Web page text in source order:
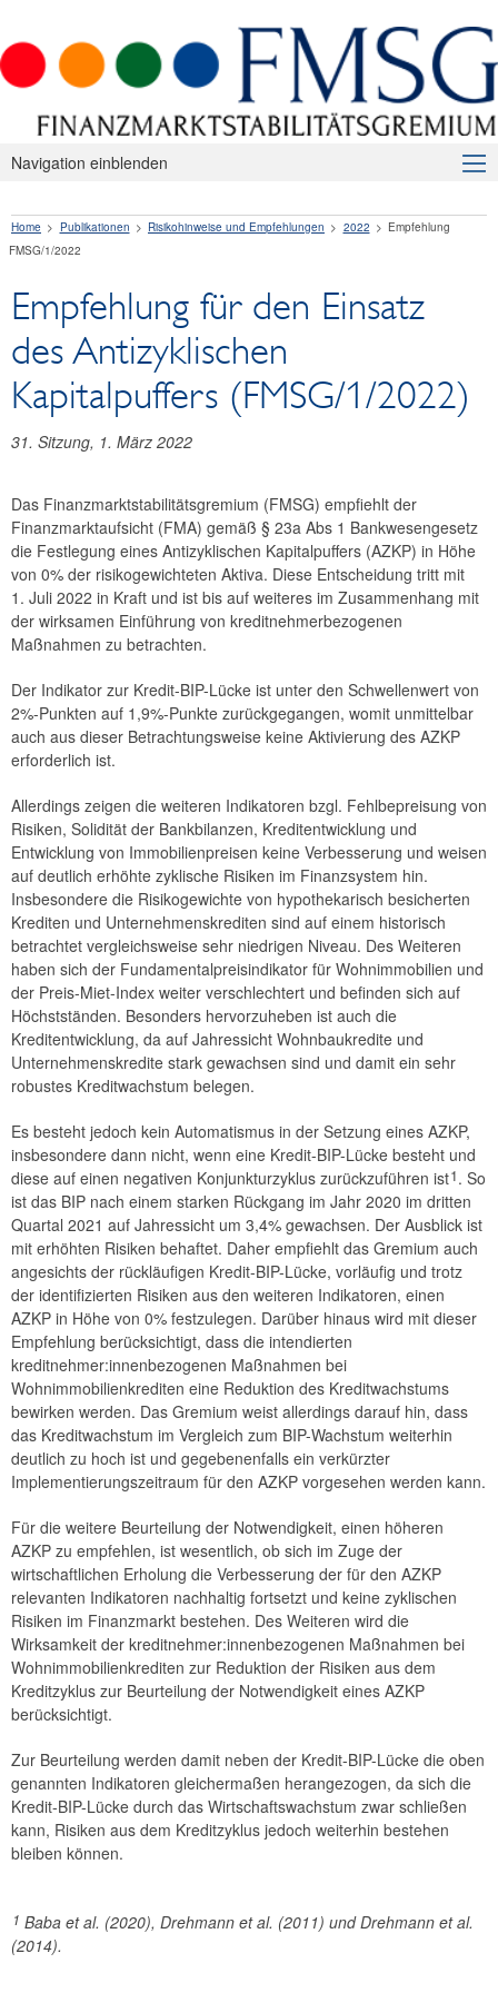
Navigation einblenden
Makroprudenzielle Aufsicht
Presseaussendungen
Risikohinweise und Empfehlungen
2026
2024
2023
2022
Empfehlung FMSG/6/2022
Empfehlung FMSG/5/2022
Empfehlung FMSG/4/2022
Empfehlung FMSG/2/2022
Empfehlung FMSG/1/2022
2021
2020
2019
2018
2016
2015
Strategie
Jahresberichte
Sitzungen
Internationales
FAQ
Kontakt
Home Publikationen Risikohinweise und Empfehlungen 2022
Empfehlung
FMSG/1/2022
Empfehlung für den Einsatz
des Antizyklischen
Kapitalpuffers (FMSG/1/2022)
31. Sitzung, 1. März 2022
Das Finanzmarktstabilitätsgremium (FMSG) empfiehlt der
Finanzmarktaufsicht (FMA) gemäß § 23a Abs 1 Bankwesengesetz
die Festlegung eines Antizyklischen Kapitalpuffers (AZKP) in Höhe
von 0% der risikogewichteten Aktiva. Diese Entscheidung tritt mit
1. Juli 2022 in Kraft und ist bis auf weiteres im Zusammenhang mit
der wirksamen Einführung von kreditnehmerbezogenen
Maßnahmen zu betrachten.
Der Indikator zur Kredit-BIP-Lücke ist unter den Schwellenwert von
2%-Punkten auf 1,9%-Punkte zurückgegangen, womit unmittelbar
auch aus dieser Betrachtungsweise keine Aktivierung des AZKP
erforderlich ist.
Allerdings zeigen die weiteren Indikatoren bzgl. Fehlbepreisung von
Risiken, Solidität der Bankbilanzen, Kreditentwicklung und
Entwicklung von Immobilienpreisen keine Verbesserung und weisen
auf deutlich erhöhte zyklische Risiken im Finanzsystem hin.
Insbesondere die Risikogewichte von hypothekarisch besicherten
Krediten und Unternehmenskrediten sind auf einem historisch
betrachtet vergleichsweise sehr niedrigen Niveau. Des Weiteren
haben sich der Fundamentalpreisindikator für Wohnimmobilien und
der Preis-Miet-Index weiter verschlechtert und befinden sich auf
Höchstständen. Besonders hervorzuheben ist auch die
Kreditentwicklung, da auf Jahressicht Wohnbaukredite und
Unternehmenskredite stark gewachsen sind und damit ein sehr
robustes Kreditwachstum belegen.
Es besteht jedoch kein Automatismus in der Setzung eines AZKP,
insbesondere dann nicht, wenn eine Kredit-BIP-Lücke besteht und
diese auf einen negativen Konjunkturzyklus zurückzuführen ist1. So
ist das BIP nach einem starken Rückgang im Jahr 2020 im dritten
Quartal 2021 auf Jahressicht um 3,4% gewachsen. Der Ausblick ist
mit erhöhten Risiken behaftet. Daher empfiehlt das Gremium auch
angesichts der rückläufigen Kredit-BIP-Lücke, vorläufig und trotz
der identifizierten Risiken aus den weiteren Indikatoren, einen
AZKP in Höhe von 0% festzulegen. Darüber hinaus wird mit dieser
Empfehlung berücksichtigt, dass die intendierten
kreditnehmer:innenbezogenen Maßnahmen bei
Wohnimmobilienkrediten eine Reduktion des Kreditwachstums
bewirken werden. Das Gremium weist allerdings darauf hin, dass
das Kreditwachstum im Vergleich zum BIP-Wachstum weiterhin
deutlich zu hoch ist und gegebenenfalls ein verkürzter
Implementierungszeitraum für den AZKP vorgesehen werden kann.
Für die weitere Beurteilung der Notwendigkeit, einen höheren
AZKP zu empfehlen, ist wesentlich, ob sich im Zuge der
wirtschaftlichen Erholung die Verbesserung der für den AZKP
relevanten Indikatoren nachhaltig fortsetzt und keine zyklischen
Risiken im Finanzmarkt bestehen. Des Weiteren wird die
Wirksamkeit der kreditnehmer:innenbezogenen Maßnahmen bei
Wohnimmobilienkrediten zur Reduktion der Risiken aus dem
Kreditzyklus zur Beurteilung der Notwendigkeit eines AZKP
berücksichtigt.
Zur Beurteilung werden damit neben der Kredit-BIP-Lücke die oben
genannten Indikatoren gleichermaßen herangezogen, da sich die
Kredit-BIP-Lücke durch das Wirtschaftswachstum zwar schließen
kann, Risiken aus dem Kreditzyklus jedoch weiterhin bestehen
bleiben können.
1 Baba et al. (2020), Drehmann et al. (2011) und Drehmann et al.
(2014).